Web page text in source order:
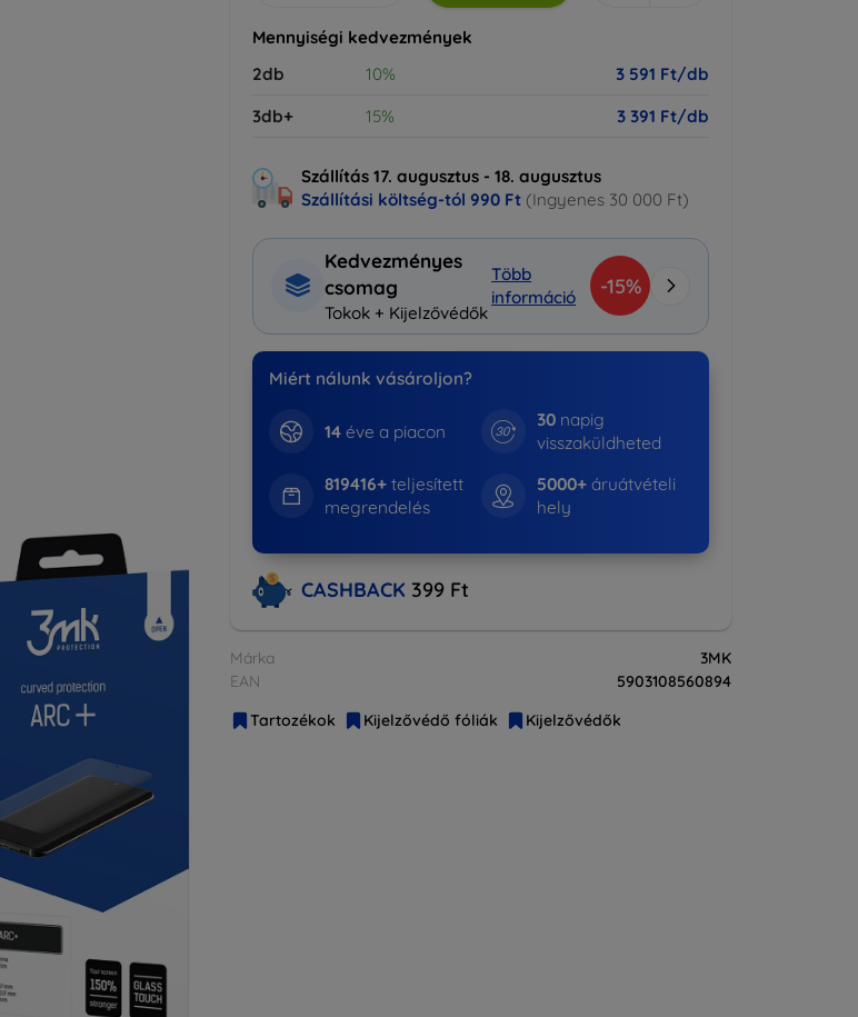
Mennyiségi kedvezmények
2db
10%
3 591 Ft/db
3db+
15% 3 391 Ft/db
Szállítás 17. augusztus - 18. augusztus
Szállítási költség-tól 990 Ft (Ingyenes 30 000 Ft)
Kedvezményes
csomag
Tokok + Kijelzővédők
Több
információ
-15%
Miért nálunk vásároljon?
14éve a piacon
30napig
visszaküldheted
819416+teljesített
megrendelés
5000+áruátvételi
hely
CASHBACK 399 Ft
Márka
3MK
EAN
5903108560894
Tartozékok
Kijelzővédő fóliák Kijelzővédők